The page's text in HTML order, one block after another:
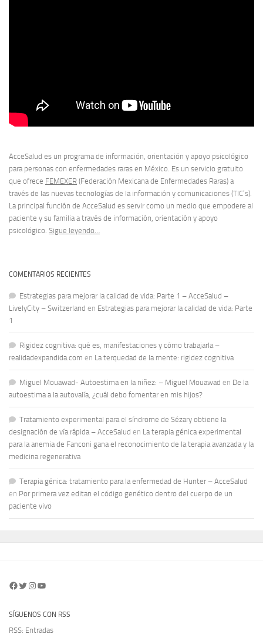
AcceSalud es un programa de información, orientación y apoyo psicológico
para personas con enfermedades raras en México. Es un servicio gratuito
que ofrece FEMEXER (Federación Mexicana de Enfermedades Raras) a
través de las nuevas tecnologías de la información y comunicaciones (TIC’s).
La principal función de AcceSalud es servir como un medio que empodere al
paciente y su familia a través de información, orientación y apoyo
psicológico. Sigue leyendo…
COMENTARIOS RECIENTES
Estrategias para mejorar la calidad de vida: Parte 1 – AcceSalud –
LivelyCity – Switzerland en Estrategias para mejorar la calidad de vida: Parte
1
Rigidez cognitiva: qué es, manifestaciones y cómo trabajarla –
realidadexpandida.com en La terquedad de la mente: rigidez cognitiva
Miguel Mouawad- Autoestima en la niñez: – Miguel Mouawad en De la
autoestima a la autovalía, ¿cuál debo fomentar en mis hijos?
Tratamiento experimental para el síndrome de Sézary obtiene la
designación de vía rápida – AcceSalud en La terapia génica experimental
para la anemia de Fanconi gana el reconocimiento de la terapia avanzada y la
medicina regenerativa
Terapia génica: tratamiento para la enfermedad de Hunter – AcceSalud
en Por primera vez editan el código genético dentro del cuerpo de un
paciente vivo
Facebook
Twitter
Instagram
YouTube
SÍGUENOS CON RSS
RSS: Entradas